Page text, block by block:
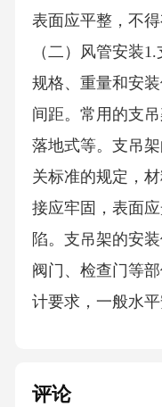
表面应平整，不得
（二）风管安装
规格、重量和安
间距。常用的支
落地式等。支吊
关标准的规定，
接应牢固，表面
陷。支吊架的安
阀门、检查门等
计要求，一般水
应水平，其水平度
评论